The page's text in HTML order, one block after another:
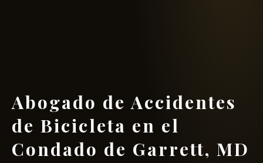
Abogado de Accidentes
de Bicicleta en el
Condado de Garrett, MD